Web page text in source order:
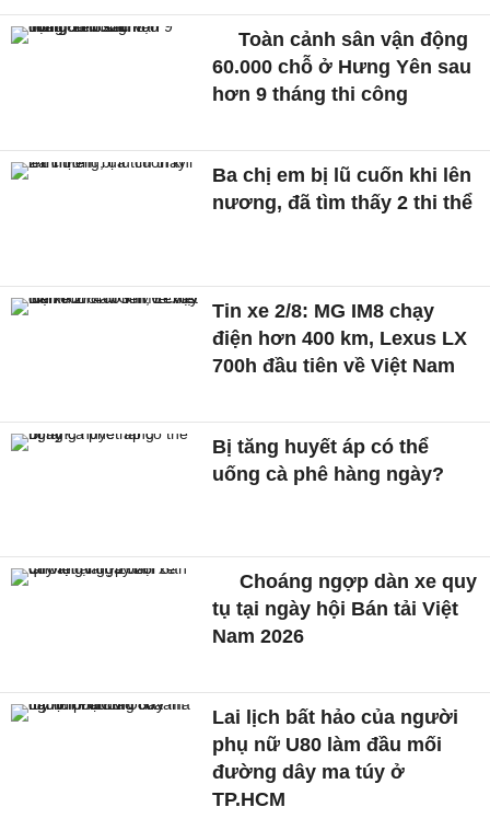
Toàn cảnh sân vận động
60.000 chỗ ở Hưng Yên sau
hơn 9 tháng thi công
Ba chị em bị lũ cuốn khi lên
nương, đã tìm thấy 2 thi thể
Tin xe 2/8: MG IM8 chạy
điện hơn 400 km, Lexus LX
700h đầu tiên về Việt Nam
Bị tăng huyết áp có thể
uống cà phê hàng ngày?
Choáng ngợp dàn xe quy
tụ tại ngày hội Bán tải Việt
Nam 2026
Lai lịch bất hảo của người
phụ nữ U80 làm đầu mối
đường dây ma túy ở
TP.HCM